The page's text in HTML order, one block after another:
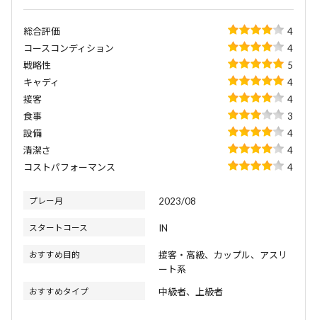
総合評価
4
コースコンディション
4
戦略性
5
キャディ
4
接客
4
食事
3
設備
4
清潔さ
4
コストパフォーマンス
4
プレー月 2023/08
スタートコース IN
おすすめ目的
接客・高級、カップル、アスリ
ート系
おすすめタイプ 中級者、上級者